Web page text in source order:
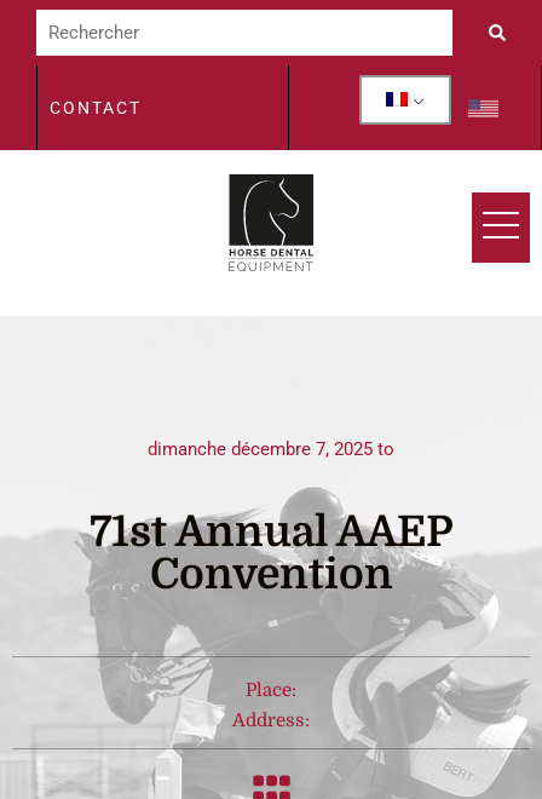
CONTACT
dimanche décembre 7, 2025 to
71st Annual AAEP
Convention
Place:
Address: